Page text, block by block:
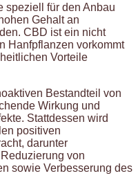
speziell für den Anbau
Gehalt an
CBD ist ein nicht
Hanfpflanzen vorkommt
Vorteile
Bestandteil von
Wirkung und
Stattdessen wird
positiven
darunter
von
sowie Verbesserung des